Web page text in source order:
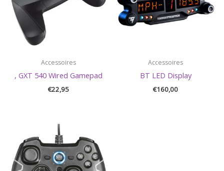
Accessoires
, GXT 540 Wired Gamepad
€22,95
Accessoires
BT LED Display
€160,00